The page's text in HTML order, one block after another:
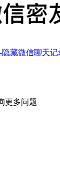
藏微信聊天记
更多问题